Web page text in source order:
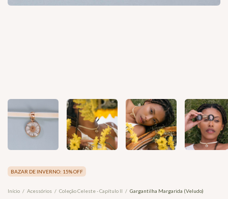
BAZAR DE INVERNO: 15% OFF
Início / Acessórios / Coleção Celeste - Capítulo II / Gargantilha Margarida (Veludo)